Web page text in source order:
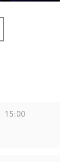
15:00